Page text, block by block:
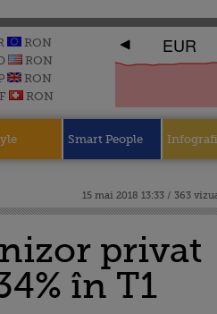
RON
RON
RON
RON
EUR
Smart People
15 mai 2018 13:33 / 363
privat
în T1